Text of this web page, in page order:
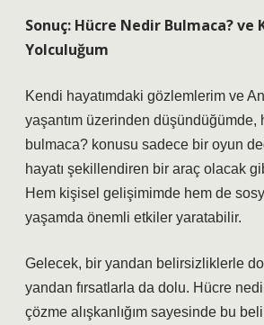
Sonuç: Hücre Nedir Bulmaca? ve
Yolculuğum
Kendi hayatımdaki gözlemlerim ve
yaşantım üzerinden düşündüğümde,
bulmaca? konusu sadece bir oyun
hayatı şekillendiren bir araç olacak
Hem kişisel gelişimimde hem de
yaşamda önemli etkiler yaratabilir.
Gelecek, bir yandan belirsizliklerle
yandan fırsatlarla da dolu. Hücre
çözme alışkanlığım sayesinde bu